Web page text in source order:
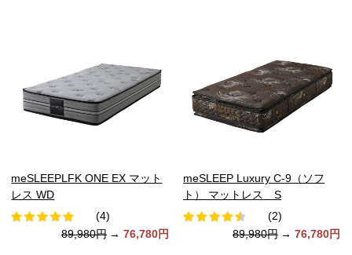
meSLEEPLFK ONE EX マット
レス WD
(4)
89,980円 → 76,780円
meSLEEP Luxury C-9（ソフ
ト） マットレス S
(2)
89,980円 → 76,780円